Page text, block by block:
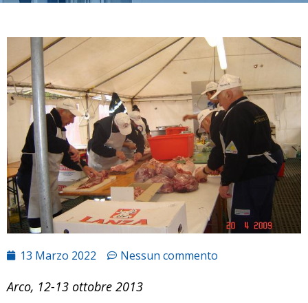
13 Marzo 2022 Nessun commento
Arco, 12-13 ottobre 2013